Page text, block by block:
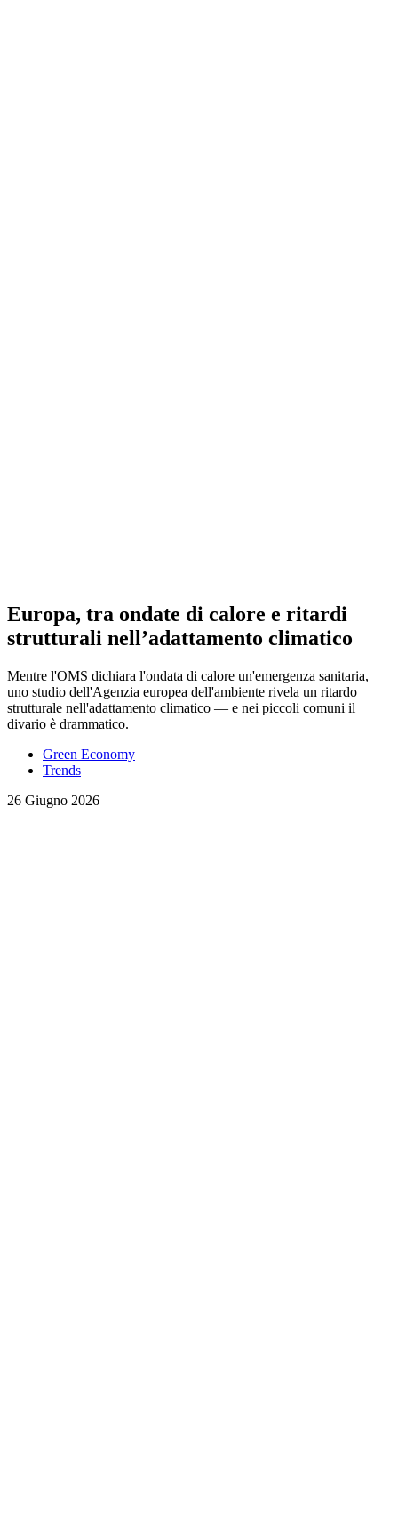
Europa, tra ondate di calore e ritardi
strutturali nell’adattamento climatico
Mentre l'OMS dichiara l'ondata di calore un'emergenza sanitaria,
uno studio dell'Agenzia europea dell'ambiente rivela un ritardo
strutturale nell'adattamento climatico — e nei piccoli comuni il
divario è drammatico.
Green Economy
Trends
26 Giugno 2026